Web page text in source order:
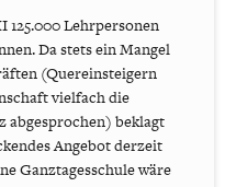
Lehrpersonen
Da stets ein Mangel
(Quereinsteigern
vielfach die
abgesprochen) beklagt
Angebot derzeit
Ganztagesschule wäre